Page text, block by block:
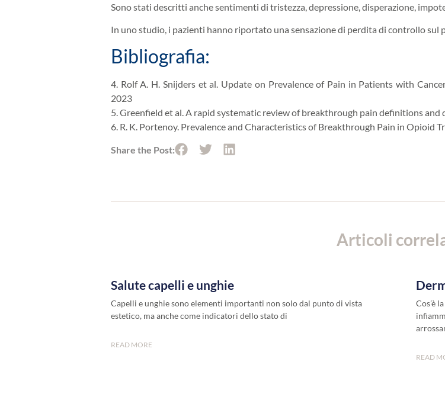
Sono stati descritti anche sentimenti di tristezza, depressione, disperazione,
In uno studio, i pazienti hanno riportato una sensazione di perdita di controllo sul
Bibliografia:
4. Rolf A. H. Snijders et al. Update on Prevalence of Pain in Patients with
2023
5. Greenfield et al. A rapid systematic review of breakthrough pain definitions
6. R. K. Portenoy. Prevalence and Characteristics of Breakthrough Pain in Opioid
Share the Post:
Articoli
Salute capelli e unghie
Capelli e unghie sono elementi importanti non solo dal punto di vista
estetico, ma anche come indicatori dello stato di
READ MORE
Cos’è
READ